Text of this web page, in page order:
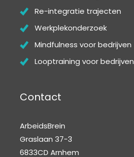
Re-integratie trajecten
Werkplekonderzoek
Mindfulness voor bedrijven
Looptraining voor bedrijven
Contact
ArbeidsBrein
Graslaan 37-3
6833CD Arnhem